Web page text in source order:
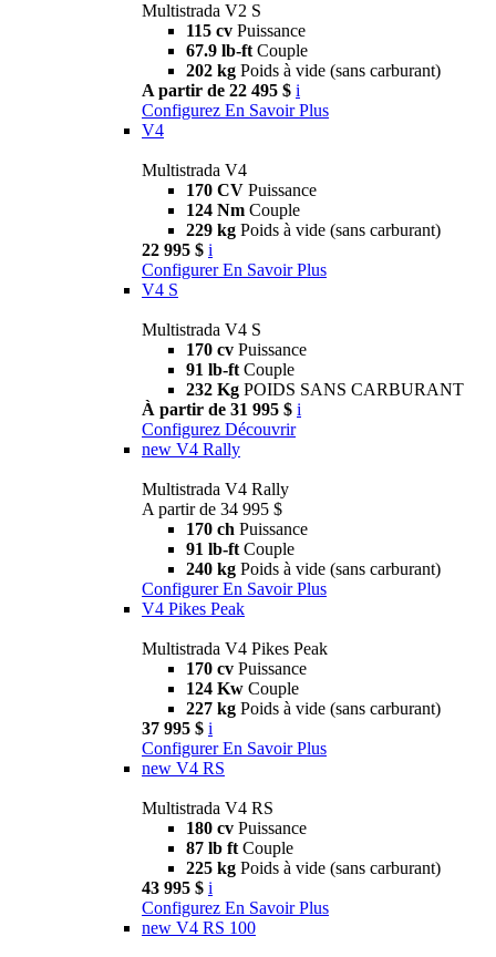
Multistrada V2 S
115 cv Puissance
67.9 lb-ft Couple
202 kg Poids à vide (sans carburant)
A partir de 22 495 $ i
Configurez En Savoir Plus
V4
Multistrada V4
170 CV Puissance
124 Nm Couple
229 kg Poids à vide (sans carburant)
22 995 $ i
Configurer En Savoir Plus
V4 S
Multistrada V4 S
170 cv Puissance
91 lb-ft Couple
232 Kg POIDS SANS CARBURANT
À partir de 31 995 $ i
Configurez Découvrir
new V4 Rally
Multistrada V4 Rally
A partir de 34 995 $
170 ch Puissance
91 lb-ft Couple
240 kg Poids à vide (sans carburant)
Configurer En Savoir Plus
V4 Pikes Peak
Multistrada V4 Pikes Peak
170 cv Puissance
124 Kw Couple
227 kg Poids à vide (sans carburant)
37 995 $ i
Configurer En Savoir Plus
new V4 RS
Multistrada V4 RS
180 cv Puissance
87 lb ft Couple
225 kg Poids à vide (sans carburant)
43 995 $ i
Configurez En Savoir Plus
new V4 RS 100